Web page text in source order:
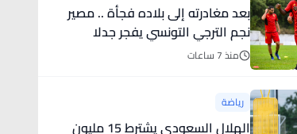
بعد مغادرته إلى بلاده فجأة .. مصير
نجم الترجي التونسي يفجر جدلا
منذ 7 ساعات
رياضة
الهلال السعودي يشترط 15 مليون